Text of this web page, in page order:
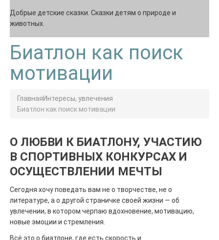
Добрые детские сказки. Сказки детям о природе и
животных.
Биатлон как поиск
мотивации
ГлавнаяИнтересы, увлечения
Биатлон как поиск мотивации
О ЛЮБВИ К БИАТЛОНУ, УЧАСТИЮ
В СПОРТИВНЫХ КОНКУРСАХ И
ОСУЩЕСТВЛЕНИИ МЕЧТЫ
Сегодня хочу поведать вам не о творчестве, не о
литературе, а о другой страничке своей жизни — об
увлечении, в котором черпаю вдохновение, мотивацию,
новые эмоции и стремления.
Всё это о биатлоне, где есть скорость и